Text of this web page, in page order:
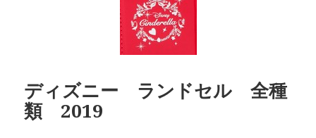
ディズニー ランドセル 全種
類 2019